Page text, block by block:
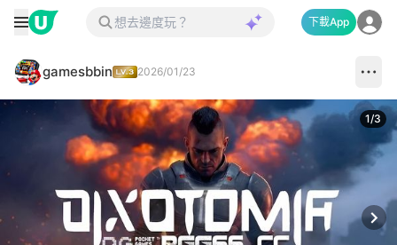
下載App
gamesbbin 2026/01/23
1/3